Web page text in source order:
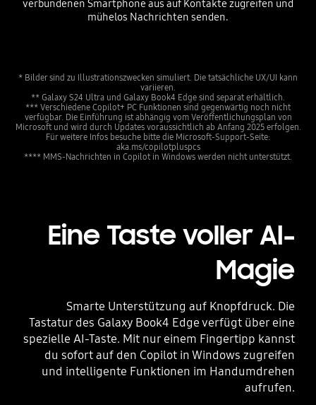
verbundenen Smartphone aus auf Kontakte zugreifen und
mühelos Nachrichten senden.
* Bilder sind zu Illustrationszwecken simuliert. Die tatsächliche UX/UI kann
variieren.
** Galaxy S24 Ultra und Galaxy Book4 Edge sind separat erhältlich.
*** Verschiedene Copilot+ PC Funktionen sind gegenwärtig noch nicht
verfügbar. Die Einführung ist abhängig vom Veröffentlichungsplan von
Microsoft und wird durch Updates voraussichtlich ab Anfang 2025 erfolgen.
Für weitere Infos besuche bitte die Microsoft-Support-Seite:
aka.ms/copilotpluspcs
**** MMS-Nachrichten in Copilot in Windows werden nicht unterstützt.
Eine Taste voller AI-
Magie
Smarte Unterstützung auf Knopfdruck. Die
Tastatur des Galaxy Book4 Edge verfügt über eine
spezielle AI-Taste. Mit nur einem Fingertipp kannst
du sofort auf den Copilot in Windows zugreifen
und intelligente Funktionen im Handumdrehen
aufrufen.